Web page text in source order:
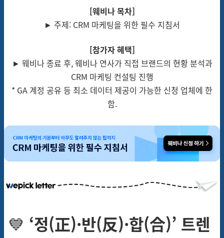
[웨비나 목차]
► 주제: CRM 마케팅을 위한 필수 지침서
[참가자 혜택]
► 웨비나 종료 후, 웨비나 연사가 직접 브랜드의 현황 분석과
CRM 마케팅 컨설팅 진행
* GA 계정 공유 등 최소 데이터 제공이 가능한 신청 업체에 한
함.
💙 ‘정(正)·반(反)·합(合)’ 트렌